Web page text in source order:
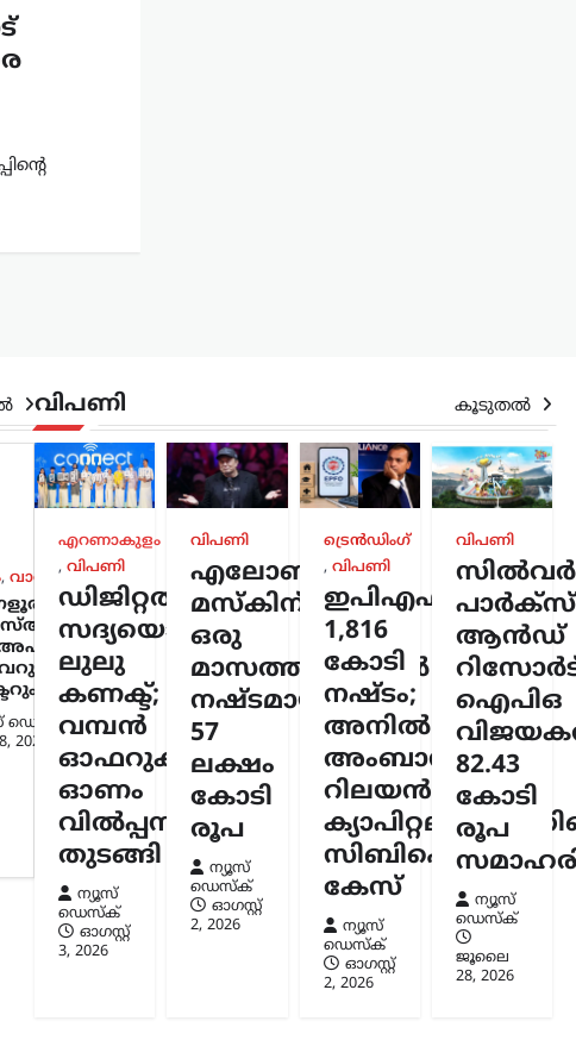
, വാർത്തകൾ
മരിച്ചു
ഡെസ്ക്
2026
വിപണി കൂടുതൽ
എറണാകുളം
,വിപണി
ഡിജിറ്റൽ
സദ്യയൊരുക്കി
ലുലു
കണക്ട്;
വമ്പൻ
ഓഫറുകളുമായി
ഓണം
വിൽപ്പന
തുടങ്ങി
ന്യൂസ്
ഡെസ്ക്
ഓഗസ്റ്റ്‌
3, 2026
വിപണി
എലോൺ
മസ്കിന്
ഒരു
മാസത്തിനുള്ളിൽ
നഷ്ടമായത്
57
ലക്ഷം
കോടി
രൂപ
ന്യൂസ്
ഡെസ്ക്
ഓഗസ്റ്റ്‌
2, 2026
ട്രെൻഡിംഗ്
, വിപണി
ഇപിഎഫ്ഒയ്ക്ക്
1,816
കോടി
നഷ്ടം;
അനിൽ
അംബാനിക്കും
റിലയൻസ്
സിബിഐ
കേസ്
ന്യൂസ്
ഡെസ്ക്
ഓഗസ്റ്റ്‌
2, 2026
വിപണി
പാർക്സ്
ആൻഡ്
ഐപിഒ
82.43
കോടി
രൂപ
ന്യൂസ്
ഡെസ്ക്
ജൂലൈ
28, 2026